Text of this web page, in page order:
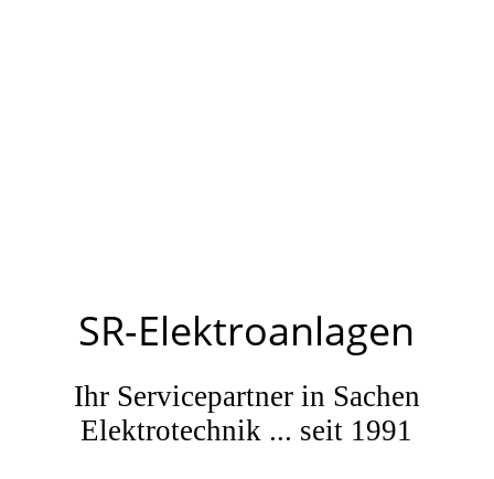
SR-Elektroanlagen
Ihr Servicepartner in Sachen
Elektrotechnik ... seit 1991